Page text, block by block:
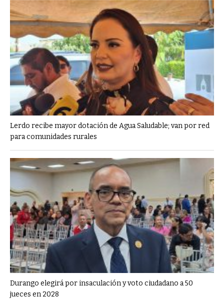
Lerdo recibe mayor dotación de Agua Saludable; van por red
para comunidades rurales
Durango elegirá por insaculación y voto ciudadano a 50
jueces en 2028